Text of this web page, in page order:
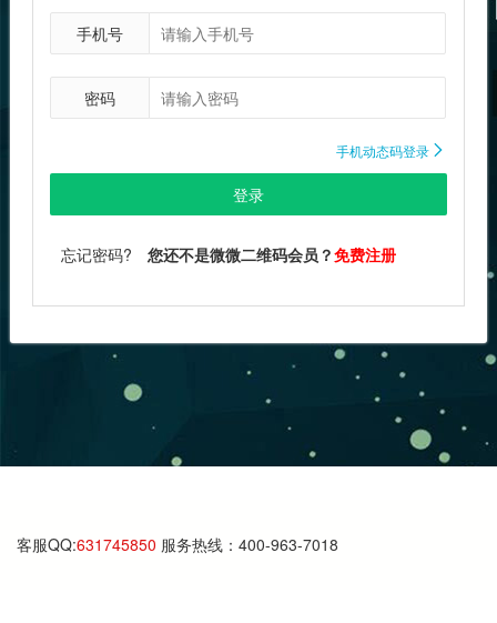
手机号
密码
手机动态码登录 
登录
忘记密码? 您还不是微微二维码会员？免费注册
客服QQ:631745850 服务热线：400-963-7018